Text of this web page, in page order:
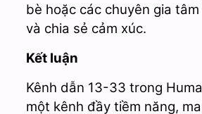
bè hoặc các chuyên gia
và chia sẻ cảm xúc.
Kết luận
Kênh dẫn 13-33 trong
một kênh đầy tiềm năng,